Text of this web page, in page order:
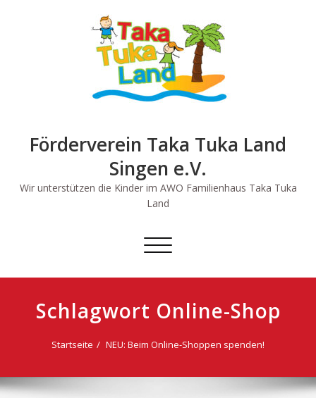
Förderverein Taka Tuka Land
Singen e.V.
Wir unterstützen die Kinder im AWO Familienhaus Taka Tuka
Land
Schalte
Schlagwort Online-Shop
Startseite NEU: Beim Online-Shoppen spenden!